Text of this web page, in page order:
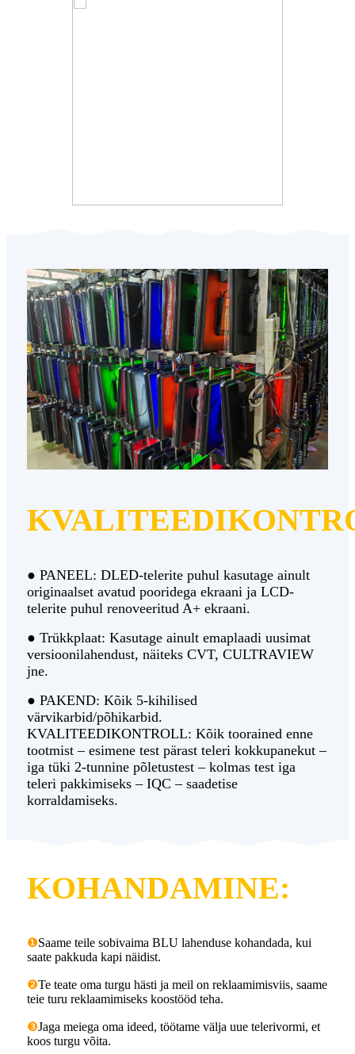
● PANEEL: DLED-telerite puhul kasutage ainult
originaalset avatud pooridega ekraani ja LCD-
telerite puhul renoveeritud A+ ekraani.
● Trükkplaat: Kasutage ainult emaplaadi uusimat
versioonilahendust, näiteks CVT, CULTRAVIEW
jne.
● PAKEND: Kõik 5-kihilised
värvikarbid/põhikarbid.
KVALITEEDIKONTROLL: Kõik toorained enne
tootmist – esimene test pärast teleri kokkupanekut –
iga tüki 2-tunnine põletustest – kolmas test iga
teleri pakkimiseks – IQC – saadetise
korraldamiseks.
KOHANDAMINE:
❶Saame teile sobivaima BLU lahenduse kohandada, kui
saate pakkuda kapi näidist.
❷Te teate oma turgu hästi ja meil on reklaamimisviis, saame
teie turu reklaamimiseks koostööd teha.
❸Jaga meiega oma ideed, töötame välja uue telerivormi, et
koos turgu võita.